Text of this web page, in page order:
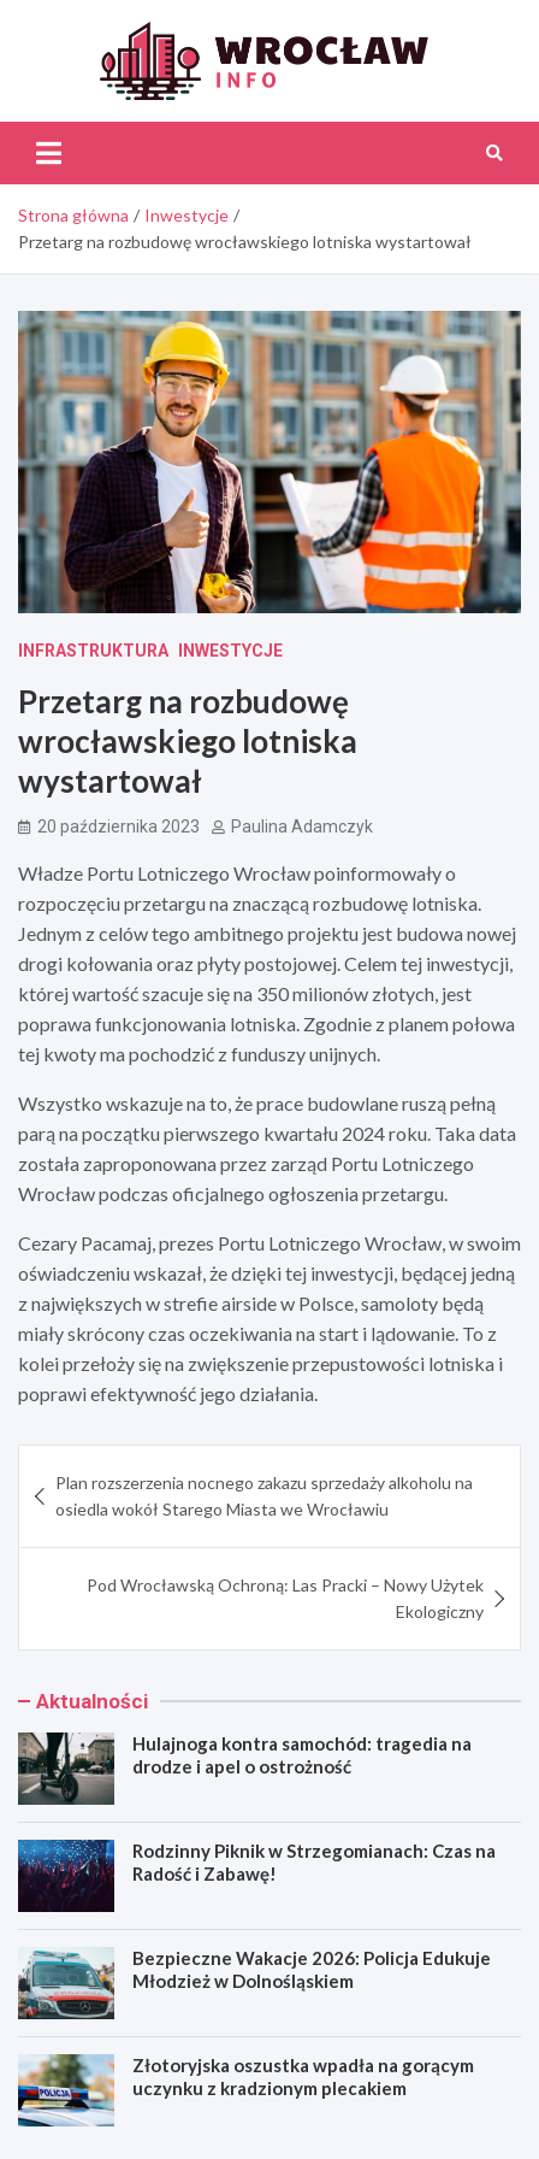
Strona główna
Inwestycje
Przetarg na rozbudowę wrocławskiego lotniska wystartował
INFRASTRUKTURA INWESTYCJE
Przetarg na rozbudowę
wrocławskiego lotniska
wystartował
20 października 2023 Paulina Adamczyk
Władze Portu Lotniczego Wrocław poinformowały o
rozpoczęciu przetargu na znaczącą rozbudowę lotniska.
Jednym z celów tego ambitnego projektu jest budowa nowej
drogi kołowania oraz płyty postojowej. Celem tej inwestycji,
której wartość szacuje się na 350 milionów złotych, jest
poprawa funkcjonowania lotniska. Zgodnie z planem połowa
tej kwoty ma pochodzić z funduszy unijnych.
Wszystko wskazuje na to, że prace budowlane ruszą pełną
parą na początku pierwszego kwartału 2024 roku. Taka data
została zaproponowana przez zarząd Portu Lotniczego
Wrocław podczas oficjalnego ogłoszenia przetargu.
Cezary Pacamaj, prezes Portu Lotniczego Wrocław, w swoim
oświadczeniu wskazał, że dzięki tej inwestycji, będącej jedną
z największych w strefie airside w Polsce, samoloty będą
miały skrócony czas oczekiwania na start i lądowanie. To z
kolei przełoży się na zwiększenie przepustowości lotniska i
poprawi efektywność jego działania.
wpisu
Plan rozszerzenia nocnego zakazu sprzedaży alkoholu na
osiedla wokół Starego Miasta we Wrocławiu
Pod Wrocławską Ochroną: Las Pracki – Nowy Użytek
Ekologiczny
Aktualności
Hulajnoga kontra samochód: tragedia na
drodze i apel o ostrożność
Rodzinny Piknik w Strzegomianach: Czas na
Radość i Zabawę!
Bezpieczne Wakacje 2026: Policja Edukuje
Młodzież w Dolnośląskiem
Złotoryjska oszustka wpadła na gorącym
uczynku z kradzionym plecakiem
H
R